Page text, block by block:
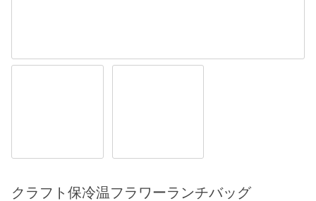
クラフト保冷温フラワーランチバッグ